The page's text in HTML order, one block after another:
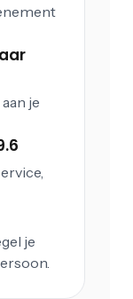
je
je